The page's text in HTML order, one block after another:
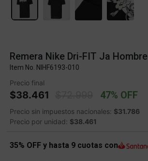
Remera Nike Dri-FIT Ja Hombre
Item No. NIHF6193-010
Precio final
$38.461 Price reduced from
47% OFF
Precio sin impuestos nacionales: $31.786
Precio por unidad: $38.461
35% OFF y hasta 9 cuotas con